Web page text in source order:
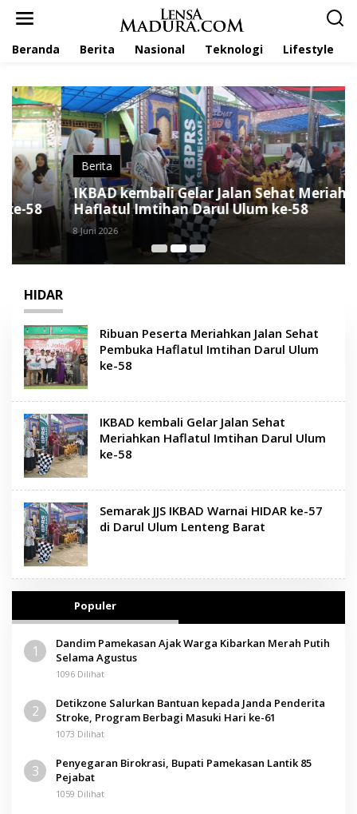
Beranda Berita Nasional Teknologi Lifestyle
Berita
IKBAD kembali Gelar Jalan Sehat Meriahkan
Haflatul Imtihan Darul Ulum ke-58
8 Juni 2026
HIDAR
Ribuan Peserta Meriahkan Jalan Sehat
Pembuka Haflatul Imtihan Darul Ulum
ke-58
IKBAD kembali Gelar Jalan Sehat
Meriahkan Haflatul Imtihan Darul Ulum
ke-58
Semarak JJS IKBAD Warnai HIDAR ke-57
di Darul Ulum Lenteng Barat
Populer
1
Dandim Pamekasan Ajak Warga Kibarkan Merah Putih
Selama Agustus
1096 Dilihat
2
Detikzone Salurkan Bantuan kepada Janda Penderita
Stroke, Program Berbagi Masuki Hari ke-61
1073 Dilihat
3
Penyegaran Birokrasi, Bupati Pamekasan Lantik 85
Pejabat
1059 Dilihat